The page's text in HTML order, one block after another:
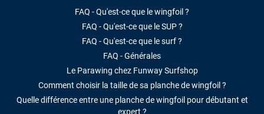
FAQ - Qu'est-ce que le wingfoil ?
FAQ - Qu'est-ce que le SUP ?
FAQ - Qu'est-ce que le surf ?
FAQ - Générales
Le Parawing chez Funway Surfshop
Comment choisir la taille de sa planche de wingfoil ?
Quelle différence entre une planche de wingfoil pour débutant et
expert ?